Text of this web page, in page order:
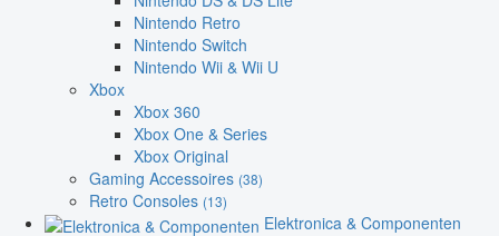
Nintendo Retro
Nintendo Switch
Nintendo Wii & Wii U
Xbox
Xbox 360
Xbox One & Series
Xbox Original
Gaming Accessoires (38)
Retro Consoles (13)
Elektronica & Componenten